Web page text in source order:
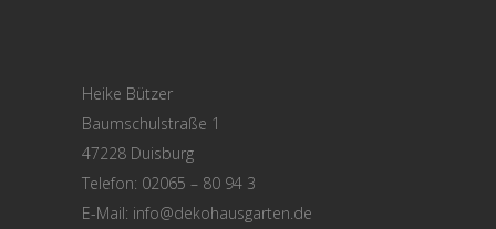
Heike Bützer
Baumschulstraße 1
47228 Duisburg
Telefon: 02065 – 80 94 3
E-Mail: info@dekohausgarten.de